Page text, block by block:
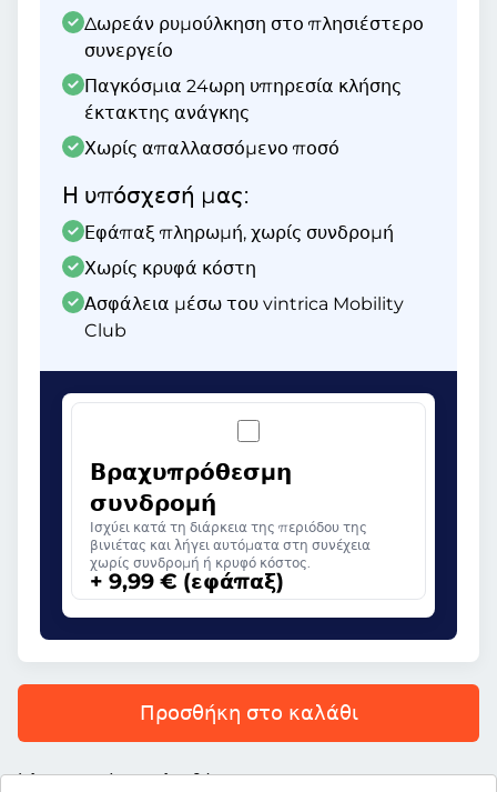
Δωρεάν ρυμούλκηση στο πλησιέστερο
συνεργείο
Παγκόσμια 24ωρη υπηρεσία κλήσης
έκτακτης ανάγκης
Χωρίς απαλλασσόμενο ποσό
Η υπόσχεσή μας:
Εφάπαξ πληρωμή, χωρίς συνδρομή
Χωρίς κρυφά κόστη
Ασφάλεια μέσω του vintrica Mobility
Club
Βραχυπρόθεσμη
συνδρομή
Ισχύει κατά τη διάρκεια της περιόδου της
βινιέτας και λήγει αυτόματα στη συνέχεια
χωρίς συνδρομή ή κρυφό κόστος.
+ 9,99 € (εφάπαξ)
Προσθήκη στο καλάθι
Όλες οι τιμές περιλαμβάνουν ΦΠΑ.